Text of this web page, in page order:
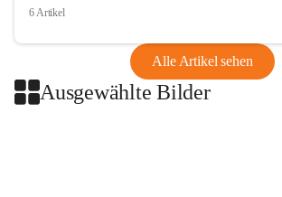
6 Artikel
Alle Artikel sehen
Ausgewählte Bilder